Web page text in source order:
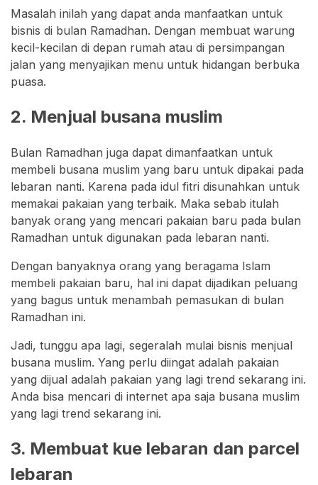
Masalah inilah yang dapat anda manfaatkan untuk
bisnis di bulan Ramadhan. Dengan membuat warung
kecil-kecilan di depan rumah atau di persimpangan
jalan yang menyajikan menu untuk hidangan berbuka
puasa.
2. Menjual busana muslim
Bulan Ramadhan juga dapat dimanfaatkan untuk
membeli busana muslim yang baru untuk dipakai pada
lebaran nanti. Karena pada idul fitri disunahkan untuk
memakai pakaian yang terbaik. Maka sebab itulah
banyak orang yang mencari pakaian baru pada bulan
Ramadhan untuk digunakan pada lebaran nanti.
Dengan banyaknya orang yang beragama Islam
membeli pakaian baru, hal ini dapat dijadikan peluang
yang bagus untuk menambah pemasukan di bulan
Ramadhan ini.
Jadi, tunggu apa lagi, segeralah mulai bisnis menjual
busana muslim. Yang perlu diingat adalah pakaian
yang dijual adalah pakaian yang lagi trend sekarang ini.
Anda bisa mencari di internet apa saja busana muslim
yang lagi trend sekarang ini.
3. Membuat kue lebaran dan parcel
lebaran